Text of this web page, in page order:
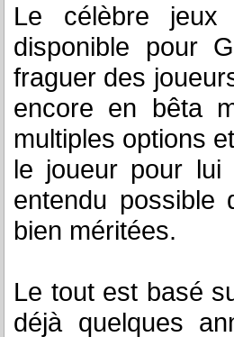
Le célèbre jeux
disponible pour
fraguer des
encore en bêta
multiples options
le joueur pour
entendu possible
bien méritées.
Le tout est basé
déjà quelques